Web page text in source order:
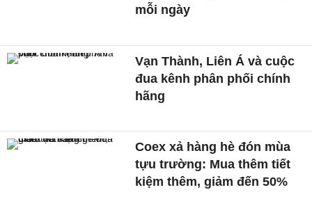
mỗi ngày
Vạn Thành, Liên Á và cuộc
đua kênh phân phối chính
hãng
Coex xả hàng hè đón mùa
tựu trường: Mua thêm tiết
kiệm thêm, giảm đến 50%